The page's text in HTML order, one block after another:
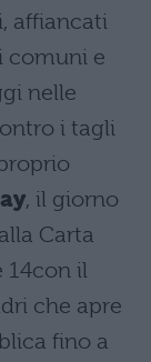
affiancati
comuni e
nelle
i tagli
, il giorno
Carta
14con il
che apre
fino a